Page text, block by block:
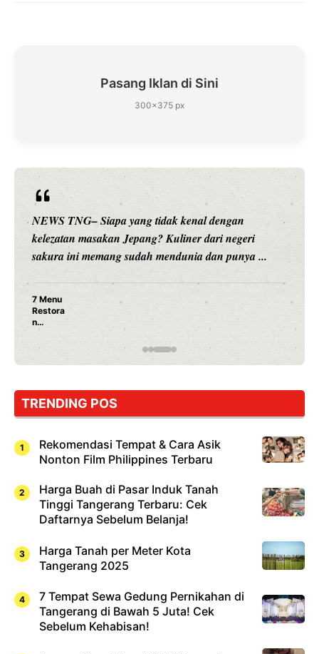
Pasang Iklan di Sini
300×375 px
NEWS TNG– Siapa sangka, dua nama besar di dunia
hiburan, Nunung Srimulat dan Vicky Prasetyo, kini
merambah dunia kuliner dengan ...
Nunung Srimulat & Vicky Prasetyo Buka Restoran
Rahasia Mami Bikin Nagih!
TRENDING POS
Rekomendasi Tempat & Cara Asik
Nonton Film Philippines Terbaru
Harga Buah di Pasar Induk Tanah
Tinggi Tangerang Terbaru: Cek
Daftarnya Sebelum Belanja!
Harga Tanah per Meter Kota
Tangerang 2025
7 Tempat Sewa Gedung Pernikahan di
Tangerang di Bawah 5 Juta! Cek
Sebelum Kehabisan!